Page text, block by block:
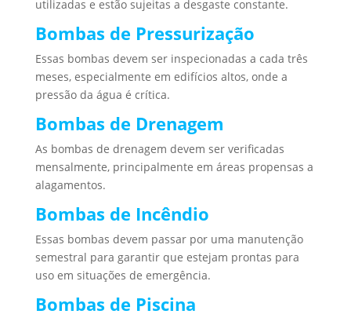
utilizadas e estão sujeitas a desgaste constante.
Bombas de Pressurização
Essas bombas devem ser inspecionadas a cada três
meses, especialmente em edifícios altos, onde a
pressão da água é crítica.
Bombas de Drenagem
As bombas de drenagem devem ser verificadas
mensalmente, principalmente em áreas propensas a
alagamentos.
Bombas de Incêndio
Essas bombas devem passar por uma manutenção
semestral para garantir que estejam prontas para
uso em situações de emergência.
Bombas de Piscina